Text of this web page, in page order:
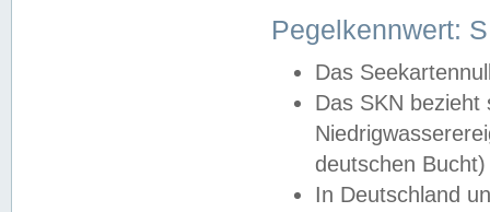
Pegelkennwert:
Das
Das SKN
deutschen
In Deutschland